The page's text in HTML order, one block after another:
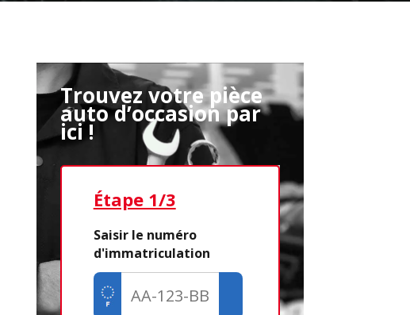
Trouvez votre pièce
auto d’occasion par
ici !
Étape 1/3
Saisir le numéro
d'immatriculation